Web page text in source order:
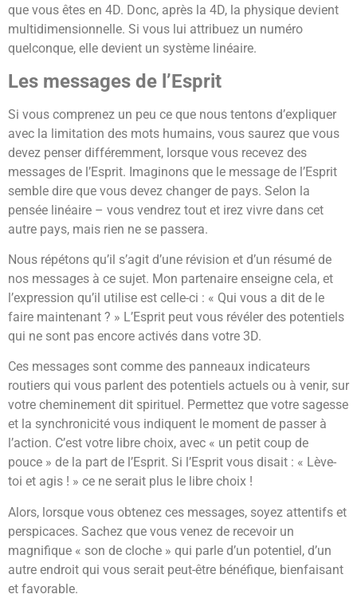
que vous êtes en 4D. Donc, après la 4D, la physique devient
multidimensionnelle. Si vous lui attribuez un numéro
quelconque, elle devient un système linéaire.
Les messages de l’Esprit
Si vous comprenez un peu ce que nous tentons d’expliquer
avec la limitation des mots humains, vous saurez que vous
devez penser différemment, lorsque vous recevez des
messages de l’Esprit. Imaginons que le message de l’Esprit
semble dire que vous devez changer de pays. Selon la
pensée linéaire – vous vendrez tout et irez vivre dans cet
autre pays, mais rien ne se passera.
Nous répétons qu’il s’agit d’une révision et d’un résumé de
nos messages à ce sujet. Mon partenaire enseigne cela, et
l’expression qu’il utilise est celle-ci : « Qui vous a dit de le
faire maintenant ? » L’Esprit peut vous révéler des potentiels
qui ne sont pas encore activés dans votre 3D.
Ces messages sont comme des panneaux indicateurs
routiers qui vous parlent des potentiels actuels ou à venir, sur
votre cheminement dit spirituel. Permettez que votre sagesse
et la synchronicité vous indiquent le moment de passer à
l’action. C’est votre libre choix, avec « un petit coup de
pouce » de la part de l’Esprit. Si l’Esprit vous disait : « Lève-
toi et agis ! » ce ne serait plus le libre choix !
Alors, lorsque vous obtenez ces messages, soyez attentifs et
perspicaces. Sachez que vous venez de recevoir un
magnifique « son de cloche » qui parle d’un potentiel, d’un
autre endroit qui vous serait peut-être bénéfique, bienfaisant
et favorable.